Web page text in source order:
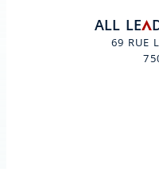
ALL LEA
69 RUE